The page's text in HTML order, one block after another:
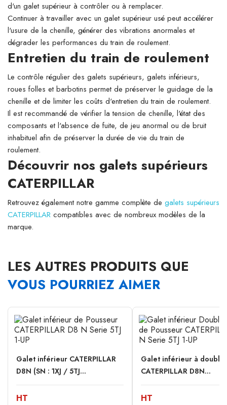
d'un galet supérieur à contrôler ou à remplacer.
Continuer à travailler avec un galet supérieur usé peut accélérer
l'usure de la chenille, générer des vibrations anormales et
dégrader les performances du train de roulement.
Entretien du train de roulement
Le contrôle régulier des galets supérieurs, galets inférieurs,
roues folles et barbotins permet de préserver le guidage de la
chenille et de limiter les coûts d'entretien du train de roulement.
Il est recommandé de vérifier la tension de chenille, l'état des
composants et l'absence de fuite, de jeu anormal ou de bruit
inhabituel afin de préserver la durée de vie du train de
roulement.
Découvrir nos galets supérieurs
CATERPILLAR
Retrouvez également notre gamme complète de galets supérieurs
CATERPILLAR compatibles avec de nombreux modèles de la
marque.
LES AUTRES PRODUITS QUE
VOUS POURRIEZ AIMER
Galet inférieur CATERPILLAR
D8N (SN : 1XJ / 5TJ...
HT
Galet inférieur à
CATERPILLAR D8N...
HT